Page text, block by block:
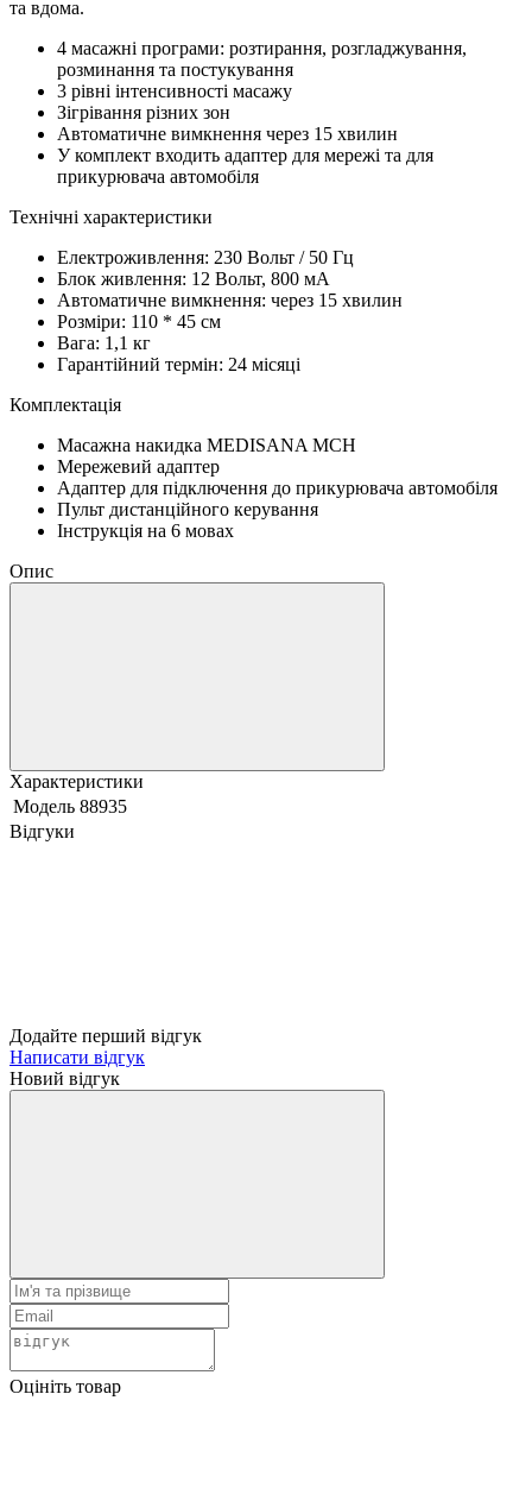
та вдома.
4 масажні програми: розтирання, розгладжування,
розминання та постукування
3 рівні інтенсивності масажу
Зігрівання різних зон
Автоматичне вимкнення через 15 хвилин
У комплект входить адаптер для мережі та для
прикурювача автомобіля
Технічні характеристики
Електроживлення: 230 Вольт / 50 Гц
Блок живлення: 12 Вольт, 800 мА
Автоматичне вимкнення: через 15 хвилин
Розміри: 110 * 45 см
Вага: 1,1 кг
Гарантійний термін: 24 місяці
Комплектація
Масажна накидка MEDISANA MCH
Мережевий адаптер
Адаптер для підключення до прикурювача автомобіля
Пульт дистанційного керування
Інструкція на 6 мовах
Опис
Характеристики
Модель 88935
Відгуки
Додайте перший відгук
Написати відгук
Новий відгук
Оцініть товар